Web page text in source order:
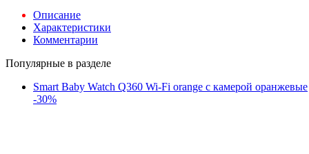
Описание
Характеристики
Комментарии
Популярные в разделе
Smart Baby Watch Q360 Wi-Fi orange с камерой оранжевые
-30%